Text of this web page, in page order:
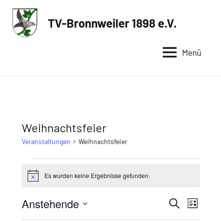
Zum
Inhalt
springen
TV-Bronnweiler 1898 e.V.
Sportverein
Menü
Weihnachtsfeier
Veranstaltungen Weihnachtsfeier
Veranstaltungen
HinweisEs wurden keine Ergebnisse gefunden.
Suche
Liste
Anstehende
Datum